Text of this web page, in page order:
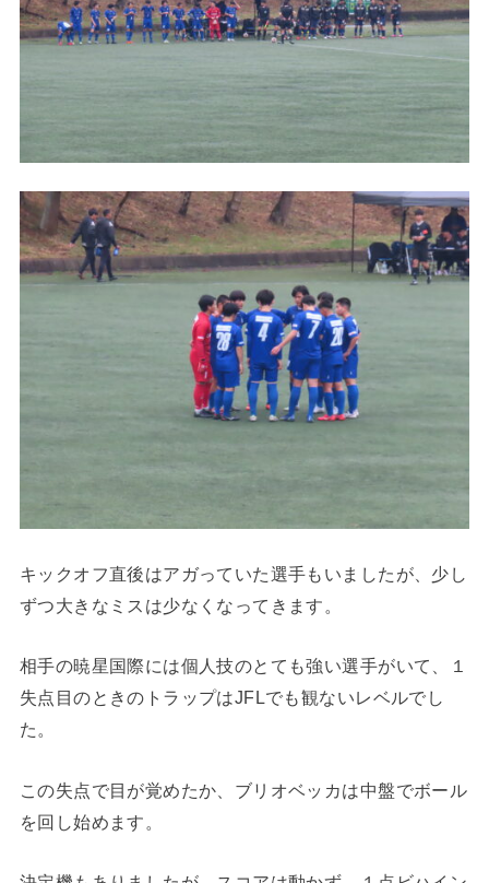
キックオフ直後はアガっていた選手もいましたが、少し
ずつ大きなミスは少なくなってきます。
相手の暁星国際には個人技のとても強い選手がいて、１
失点目のときのトラップはJFLでも観ないレベルでし
た。
この失点で目が覚めたか、ブリオベッカは中盤でボール
を回し始めます。